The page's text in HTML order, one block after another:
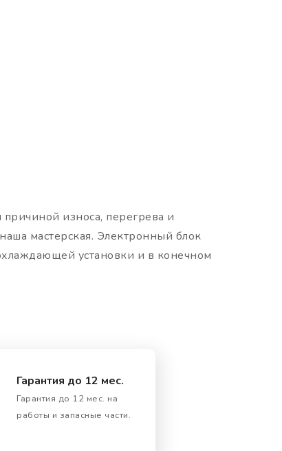
износа, перегрева и
мастерская. Электронный блок
установки и в конечном
Гарантия до 12 мес.
Гарантия до 12 мес. на
работы и запасные части.